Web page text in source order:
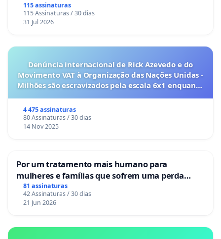
115 assinaturas
115 Assinaturas / 30 dias
31 Jul 2026
Denúncia internacional de Rick Azevedo e do
Movimento VAT à Organização das Nações Unidas -
Milhões são escravizados pela escala 6x1 enquanto
4 475 assinaturas
80 Assinaturas / 30 dias
14 Nov 2025
Por um tratamento mais humano para
mulheres e famílias que sofrem uma perda
gestacional nos hospitais portugueses
81 assinaturas
42 Assinaturas / 30 dias
21 Jun 2026